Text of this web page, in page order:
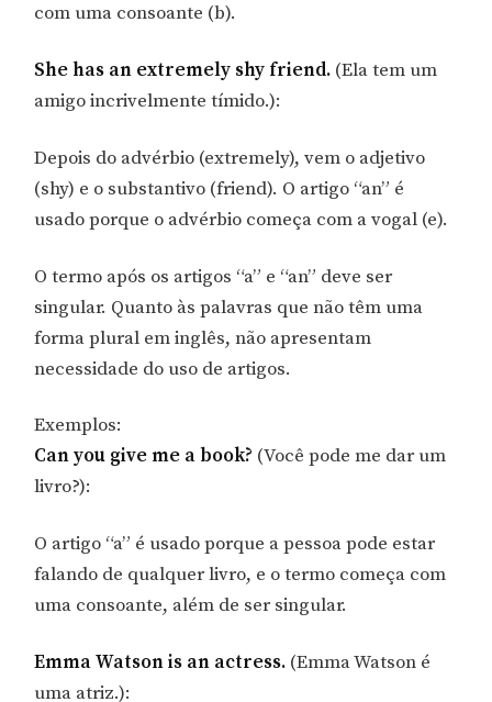
com uma consoante (b).
She has an extremely shy friend. (Ela tem um
amigo incrivelmente tímido.):
Depois do advérbio (extremely), vem o adjetivo
(shy) e o substantivo (friend). O artigo “an” é
usado porque o advérbio começa com a vogal (e).
O termo após os artigos “a” e “an” deve ser
singular. Quanto às palavras que não têm uma
forma plural em inglês, não apresentam
necessidade do uso de artigos.
Exemplos:
Can you give me a book? (Você pode me dar um
livro?):
O artigo “a” é usado porque a pessoa pode estar
falando de qualquer livro, e o termo começa com
uma consoante, além de ser singular.
Emma Watson is an actress. (Emma Watson é
uma atriz.):